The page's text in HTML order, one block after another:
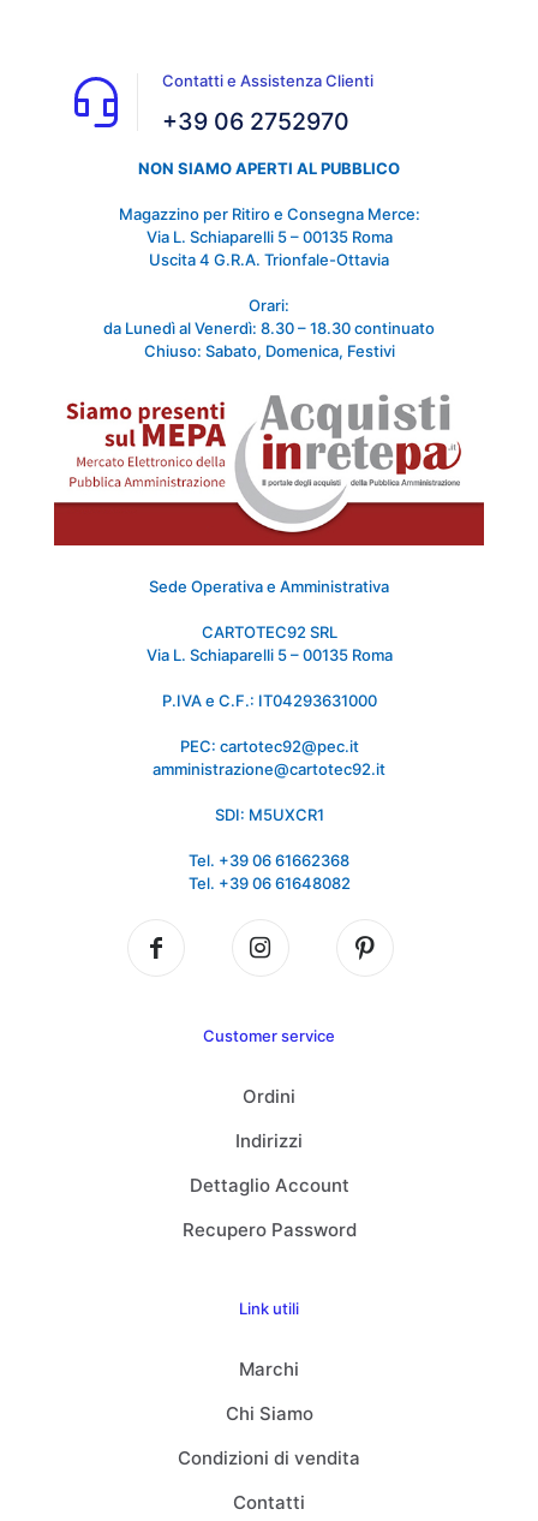
Contatti e Assistenza Clienti
+39 06 2752970
NON SIAMO APERTI AL PUBBLICO
Magazzino per Ritiro e Consegna Merce:
Via L. Schiaparelli 5 – 00135 Roma
Uscita 4 G.R.A. Trionfale-Ottavia
Orari:
da Lunedì al Venerdì: 8.30 – 18.30 continuato
Chiuso: Sabato, Domenica, Festivi
Sede Operativa e Amministrativa
CARTOTEC92 SRL
Via L. Schiaparelli 5 – 00135 Roma
P.IVA e C.F.: IT04293631000
PEC: cartotec92@pec.it
amministrazione@cartotec92.it
SDI: M5UXCR1
Tel. +39 06 61662368
Tel. +39 06 61648082
Customer service
Ordini
Indirizzi
Dettaglio Account
Recupero Password
Link utili
Marchi
Chi Siamo
Condizioni di vendita
Contatti